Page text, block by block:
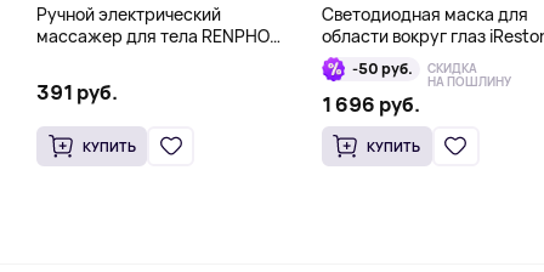
Ручной электрический
массажер для тела RENPHO
391 руб.
КУПИТЬ
Светодиодная маска для
области вокруг глаз
Illumina LED Eye Mask
-50 руб. СКИДКА
НА ПОШЛИНУ
1 696 руб.
КУПИТЬ